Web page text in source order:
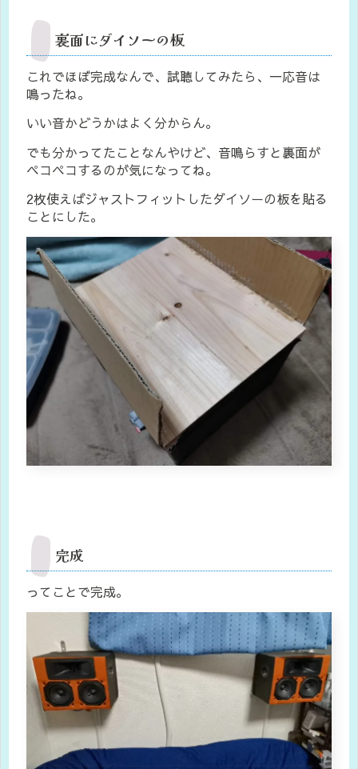
裏面にダイソーの板
これでほぼ完成なんで、試聴してみたら、一応音は
鳴ったね。
いい音かどうかはよく分からん。
でも分かってたことなんやけど、音鳴らすと裏面が
ペコペコするのが気になってね。
2枚使えばジャストフィットしたダイソーの板を貼る
ことにした。
完成
ってことで完成。